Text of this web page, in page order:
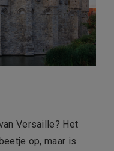
Versaille? Het
op, maar is